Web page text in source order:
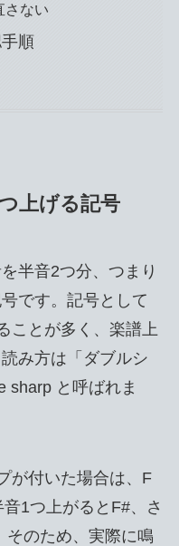
さない
順
上げる記号
半音2つ分、つまり
です。記号として
ことが多く、楽譜上
み方は「ダブルシ
sharp と呼ばれま
が付いた場合は、F
1つ上がるとF#、さ
そのため、実際に鳴